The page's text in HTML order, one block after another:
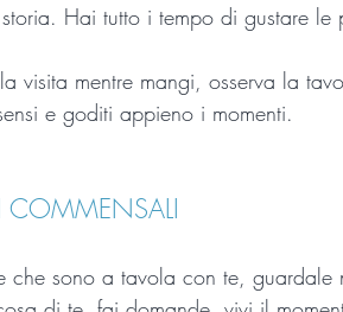
Hai tutto i tempo di gustare le
visita mentre mangi, osserva la
e goditi appieno i momenti.
COMMENSALI
che sono a tavola con te,